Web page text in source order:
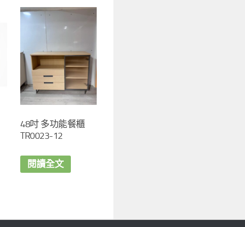
48吋 多功能餐櫃
TR0023-12
閱讀全文